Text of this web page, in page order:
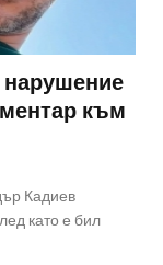
към
Кадиев
като е бил